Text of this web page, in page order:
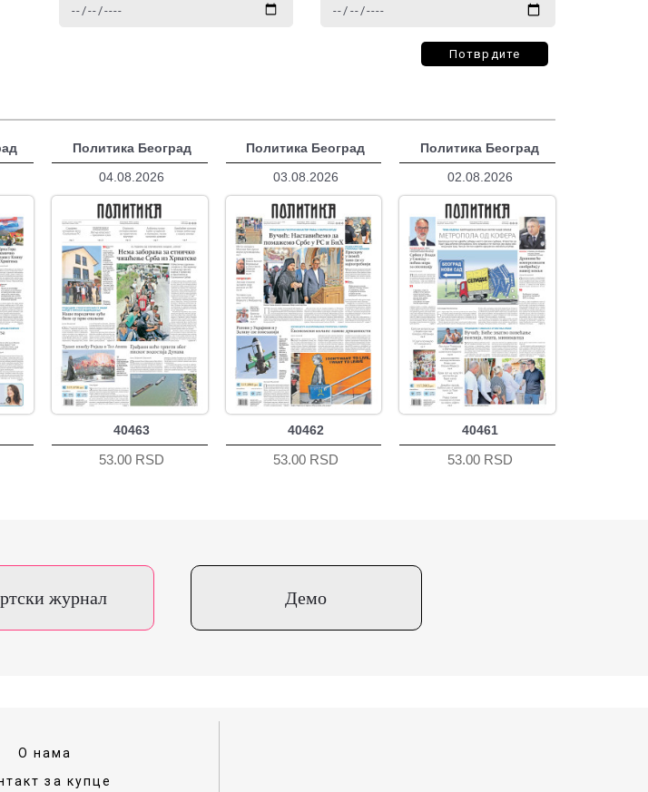
Потврдите
Политика Београд
04.08.2026
40463
53.00 RSD
Политика Београд
03.08.2026
40462
53.00 RSD
Политика Београд
02.08.2026
40461
53.00 RSD
журнал Демо
О нама
за купце